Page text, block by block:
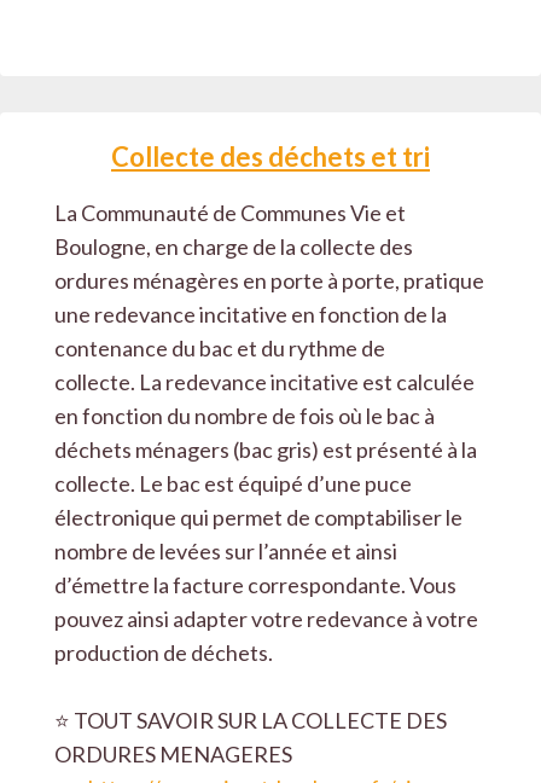
Collecte des déchets et tri
La Communauté de Communes Vie et
Boulogne, en charge de la collecte des
ordures ménagères en porte à porte, pratique
une redevance incitative en fonction de la
contenance du bac et du rythme de
collecte. La redevance incitative est calculée
en fonction du nombre de fois où le bac à
déchets ménagers (bac gris) est présenté à la
collecte. Le bac est équipé d’une puce
électronique qui permet de comptabiliser le
nombre de levées sur l’année et ainsi
d’émettre la facture correspondante. Vous
pouvez ainsi adapter votre redevance à votre
production de déchets.
⭐️ TOUT SAVOIR SUR LA COLLECTE DES
ORDURES MENAGERES